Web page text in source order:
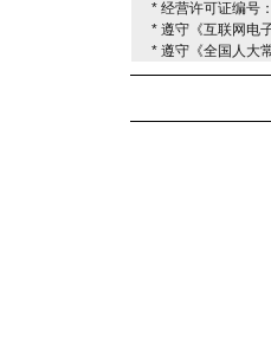
* 经营许可证编号
* 遵守《互联网电
* 遵守《全国人大